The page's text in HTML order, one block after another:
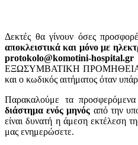
Δεκτές θα γίνουν όσες
αποκλειστικά και μόνο με
protokolo@komotini-hospital.gr
ΕΞΩΣΥΜΒΑΤΙΚΗ ΠΡΟΜΗΘΕΙΑ"
και ο κωδικός αιτήματος όταν
Παρακαλούμε τα
διάστημα ενός μηνός από την
είναι δυνατή η άμεση εκτέλεση
μας ενημερώσετε.